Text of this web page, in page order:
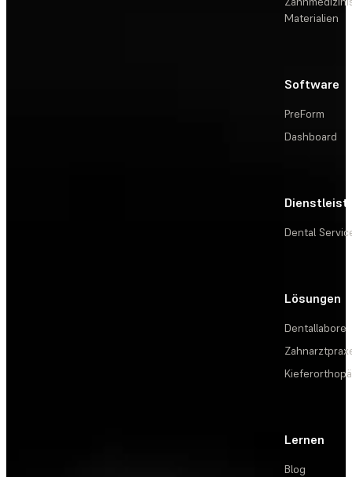
Materialien
Software
PreForm
Dashboard
Dental
Lösungen
Dentallabore
Lernen
Blog